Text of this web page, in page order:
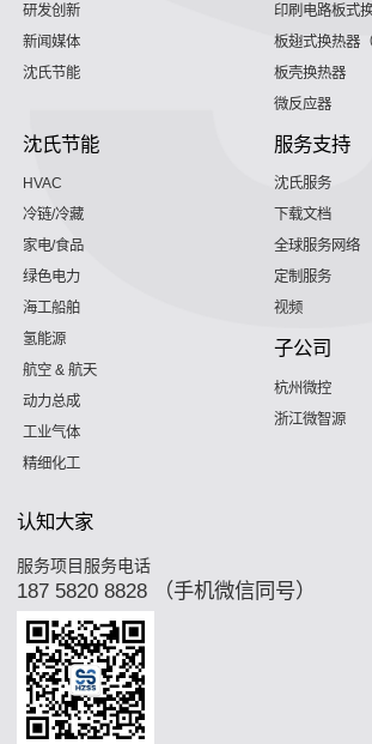
研发创新
新闻媒体
沈氏节能
印刷电路板式
板翅式换热器
板壳换热器
微反应器
沈氏节能
HVAC
冷链/冷藏
家电/食品
绿色电力
海工船舶
氢能源
航空 & 航天
动力总成
工业气体
精细化工
服务支持
沈氏服务
下载文档
全球服务网络
定制服务
视频
子公司
杭州微控
浙江微智源
认知大家
服务项目服务电话
187 5820 8828 （手机微信同号）